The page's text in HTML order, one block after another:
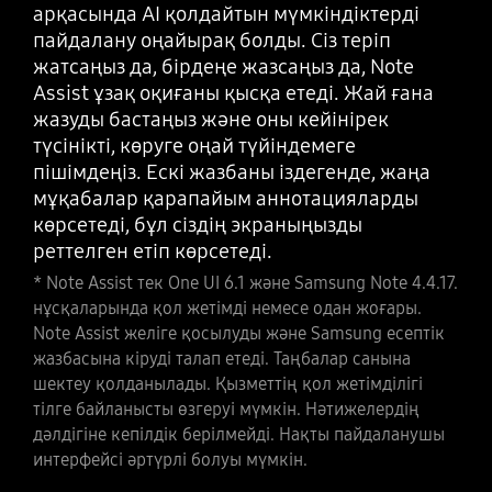
арқасында AI қолдайтын мүмкіндіктерді
пайдалану оңайырақ болды. Сіз теріп
жатсаңыз да, бірдеңе жазсаңыз да, Note
Assist ұзақ оқиғаны қысқа етеді. Жай ғана
жазуды бастаңыз және оны кейінірек
түсінікті, көруге оңай түйіндемеге
пішімдеңіз. Ескі жазбаны іздегенде, жаңа
мұқабалар қарапайым аннотацияларды
көрсетеді, бұл сіздің экраныңызды
реттелген етіп көрсетеді.
* Note Assist тек One UI 6.1 және Samsung Note 4.4.17.
нұсқаларында қол жетімді немесе одан жоғары.
Note Assist желіге қосылуды және Samsung есептік
жазбасына кіруді талап етеді. Таңбалар санына
шектеу қолданылады. Қызметтің қол жетімділігі
тілге байланысты өзгеруі мүмкін. Нәтижелердің
дәлдігіне кепілдік берілмейді. Нақты пайдаланушы
интерфейсі әртүрлі болуы мүмкін.
қолдайтын мүмкіндіктерді пайдалану
оңайырақ болды. Жасанды интеллект
көмегімен өңдеудің жаңа мүмкіндіктері
сізге қажетті фотосуретті алуға мүмкіндік
береді, мысалы, нысандарды жылжыту
және олар қалдырған кеңістікті ақылмен
толтыру.
* Generative Edit тек One UI 6.1 және Photo Editor
3.4.21 немесе одан жоғары нұсқаларында қол
жетімді. Generative Edit желіге қосылуды және
Samsung есептік жазбасына кіруді қажет етеді.
Generative Edit көмегімен өңдеу фотосуреттің
өлшемін 12 МП дейін өзгертеді. Көрінетін су белгісі
жасанды интеллект арқылы жасалғанын көрсету
үшін сақталған кезде шығатын кескіннің үстіне
қойылады. Жасалған нәтижелердің дәлдігі мен
сенімділігіне кепілдік берілмейді. Нақты
пайдаланушы интерфейсі әртүрлі болуы мүмкін.
айналдырыңыз. Бұл сіз іздеген нәрсені
табудың жаңа визуалды әдісі.
Google арқасында Circle to Search көмегімен
бұрын-соңды болмағандай іздеңіз.
* Нәтижелер тек иллюстрация үшін берілген.
Нәтижелер визуалды сәйкестікке байланысты
өзгеруі мүмкін. Интернет байланысы қажет.
Пайдаланушыларға Android жүйесін соңғы
нұсқасына жаңарту қажет болуы мүмкін. Өнімнің
функционалдығы қолданба мен құрылғының
параметрлеріне байланысты болуы мүмкін. Кейбір
мүмкіндіктер белгілі бір қолданбалармен үйлеспеуі
мүмкін. Қызметтің қол жетімділігі ел мен тілге
байланысты. Нәтижелердің дәлдігіне кепілдік
берілмейді.